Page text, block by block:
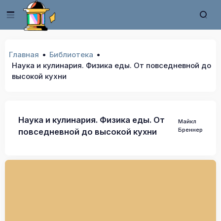
Главная
Библиотека
Наука и кулинария. Физика еды. От повседневной до
высокой кухни
Наука и кулинария. Физика еды. От
повседневной до высокой кухни
Майкл
Бреннер